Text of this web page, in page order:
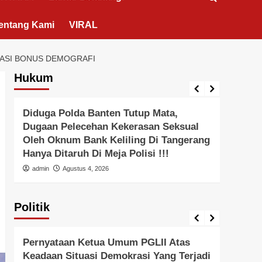
Kami VIRAL
BONUS DEMOGRAFI
Hukum
Berita Polisi
Diduga Polda Banten Tutup Mata,
Dugaan Pelecehan Kekerasan Seksual
Oleh Oknum Bank Keliling Di Tangerang
Hanya Ditaruh Di Meja Polisi !!!
admin Agustus 4, 2026
Politik
Pemerintah
Pernyataan Ketua Umum PGLII Atas
Keadaan Situasi Demokrasi Yang Terjadi